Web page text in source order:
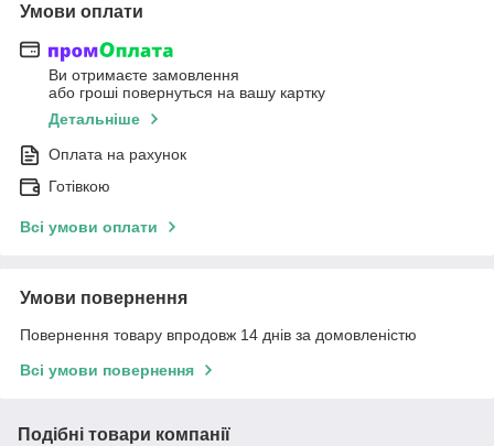
Умови оплати
Ви отримаєте замовлення
або гроші повернуться на вашу картку
Детальніше
Оплата на рахунок
Готівкою
Всі умови оплати
Умови повернення
Повернення товару впродовж 14 днів за домовленістю
Всі умови повернення
Подібні товари компанії